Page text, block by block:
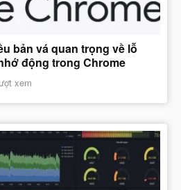
bản vá quan trọng về lỗ
động trong Chrome
xem